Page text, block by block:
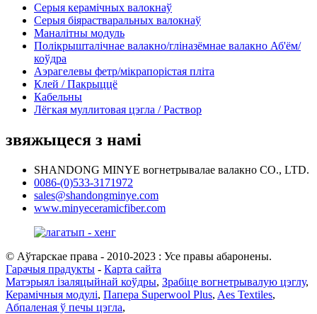
Серыя керамічных валокнаў
Серыя біярастваральных валокнаў
Маналітны модуль
Полікрышталічнае валакно/гліназёмнае валакно Аб'ём/
коўдра
Аэрагелевы фетр/мікрапорістая пліта
Клей / Пакрыццё
Кабельны
Лёгкая муллитовая цэгла / Раствор
звяжыцеся з намі
SHANDONG MINYE вогнетрывалае валакно CO., LTD.
0086-(0)533-3171972
sales@shandongminye.com
www.minyeceramicfiber.com
© Аўтарскае права - 2010-2023 : Усе правы абаронены.
Гарачыя прадукты - Карта сайта
Матэрыял ізаляцыйнай коўдры, Зрабіце вогнетрывалую цэглу,
Керамічныя модулі, Папера Superwool Plus, Aes Textiles,
Абпаленая ў печы цэгла,